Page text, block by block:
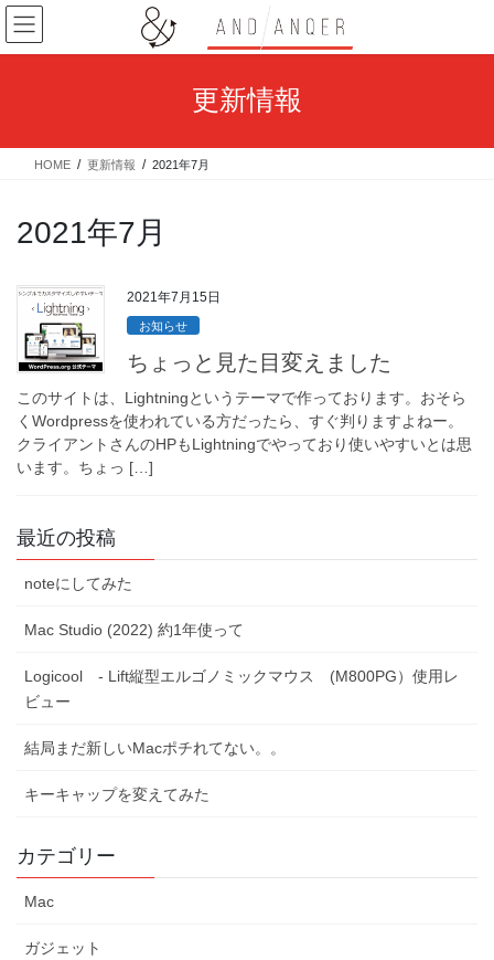
コ
ン
テ
ス
ナ
ビ
ゲ
ン
更新情報
HOME 更新情報 2021年7月
2021年7月
2021年7月15日
お知らせ
ちょっと見た目変えました
このサイトは、Lightningというテーマで作っております。おそら
くWordpressを使われている方だったら、すぐ判りますよねー。
クライアントさんのHPもLightningでやっており使いやすいとは思
います。ちょっ […]
最近の投稿
noteにしてみた
Mac Studio (2022) 約1年使って
Logicool - Lift縦型エルゴノミックマウス (M800PG）使用レ
ビュー
結局まだ新しいMacポチれてない。。
キーキャップを変えてみた
カテゴリー
Mac
ガジェット